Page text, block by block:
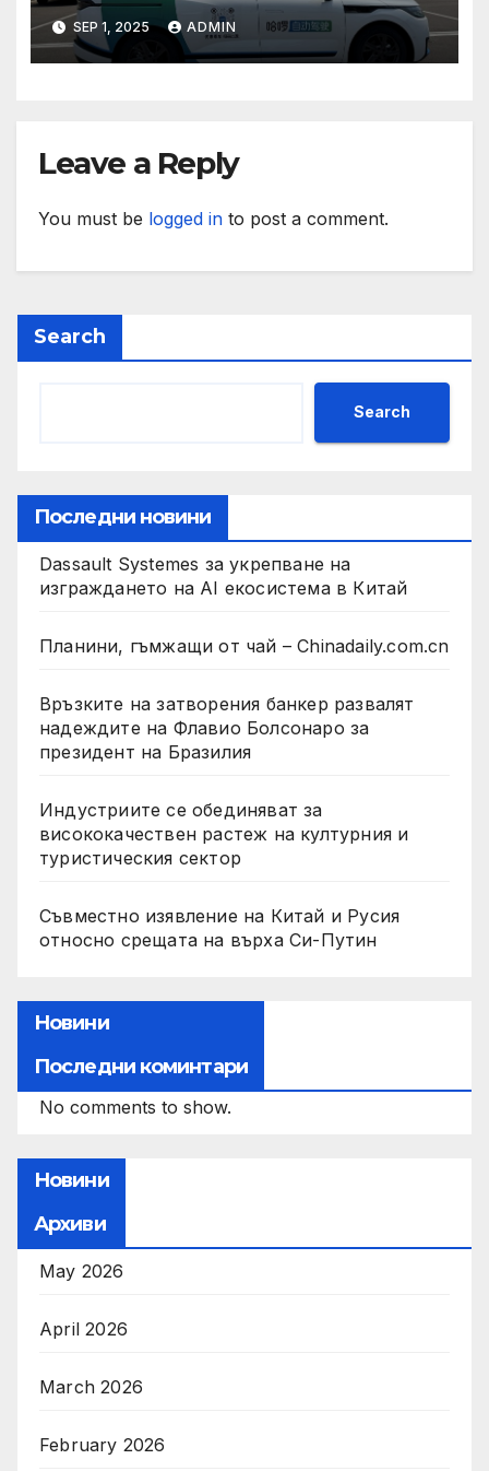
техните треньори имат
нужда от нашата подкрепа
и ние ще им я осигурим
SEP 1, 2025 ADMIN
Leave a Reply
You must be logged in to post a comment.
Search
Search
Последни новини
Dassault Systemes за укрепване на
изграждането на AI екосистема в Китай
Планини, гъмжащи от чай – Chinadaily.com.cn
Връзките на затворения банкер развалят
надеждите на Флавио Болсонаро за
президент на Бразилия
Индустриите се обединяват за
висококачествен растеж на културния и
туристическия сектор
Съвместно изявление на Китай и Русия
относно срещата на върха Си-Путин
Новини
Последни коминтари
No comments to show.
Новини
Архиви
May 2026
April 2026
March 2026
February 2026